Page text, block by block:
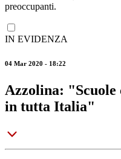
preoccupanti.
IN EVIDENZA
04 Mar 2020 - 18:22
Azzolina: "Scuole
in tutta Italia"